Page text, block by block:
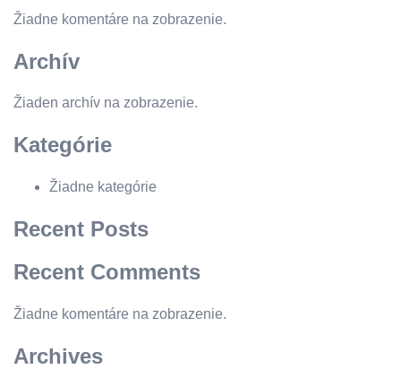
Žiadne komentáre na zobrazenie.
Archív
Žiaden archív na zobrazenie.
Kategórie
Žiadne kategórie
Recent Posts
Recent Comments
Žiadne komentáre na zobrazenie.
Archives